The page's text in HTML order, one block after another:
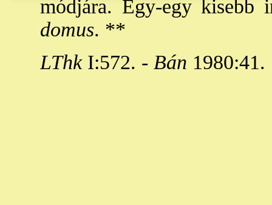
módjára. Egy-egy kisebb
domus. **
LThkI:572. - Bán 1980:41.